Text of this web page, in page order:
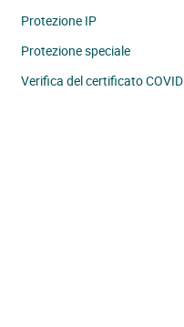
Protezione IP
Protezione speciale
Verifica del certificato COVID